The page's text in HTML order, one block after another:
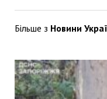
Більше з Новини